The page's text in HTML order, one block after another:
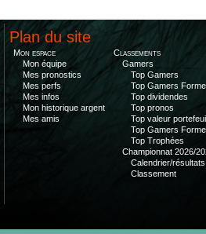
Plan du site
Mon espace
Mon équipe
Mes pronostics
Mes perfs
Mes infos
Mon historique argent
Mes amis
Classements
Gamers
Top Gamers
Top Gamers Forme
Top dividendes
Top pronos
Top valeur
Top Gamers Forme
Top Trophées
Championnat 2026/
Calendrier/résultats
Classement